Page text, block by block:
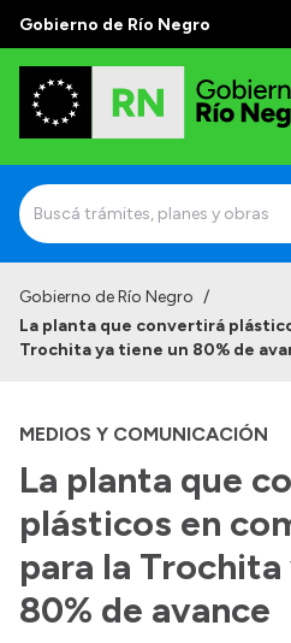
Gobierno de Río Negro
Autoridades
Autoridades y Organismos
Discursos en la Legislatura
Casa de Gobierno
Acerca de Río Negro
Historia
Gobierno de Río Negro /
La planta que convertirá
Trochita ya tiene un 80% de
MEDIOS Y COMUNICACIÓN
La planta que
plásticos en
para la
80% de avance